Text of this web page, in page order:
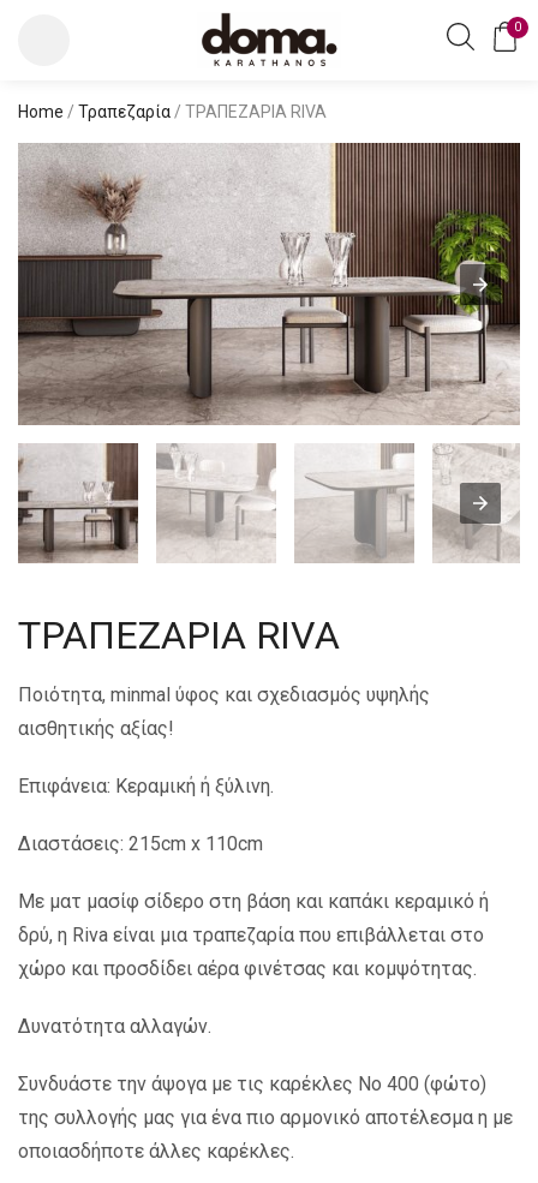
0
Home / Τραπεζαρία / ΤΡΑΠΕΖΑΡΙΑ RIVA
ΤΡΑΠΕΖΑΡΙΑ RIVA
Ποιότητα, minmal ύφος και σχεδιασμός υψηλής
αισθητικής αξίας!
Επιφάνεια: Κεραμική ή ξύλινη.
Διαστάσεις: 215cm x 110cm
Με ματ μασίφ σίδερο στη βάση και καπάκι κεραμικό ή
δρύ, η Riva είναι μια τραπεζαρία που επιβάλλεται στο
χώρο και προσδίδει αέρα φινέτσας και κομψότητας.
Δυνατότητα αλλαγών.
Συνδυάστε την άψογα με τις καρέκλες Νο 400 (φώτο)
της συλλογής μας για ένα πιο αρμονικό αποτέλεσμα η με
οποιασδήποτε άλλες καρέκλες.